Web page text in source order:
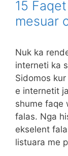
15
mesuar
Nuk ka
interneti ka
Sidomos
e internetit
shume faqe
falas. Nga
ekselent
listuara me